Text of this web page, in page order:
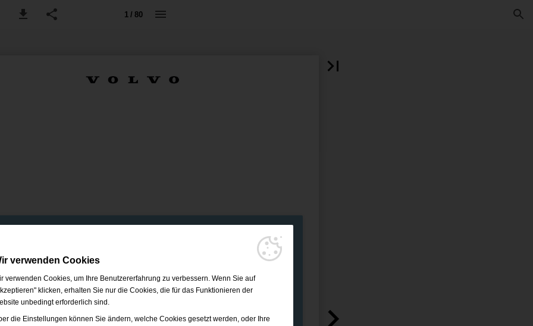
1 / 80
verwenden Cookies
verwenden Cookies, um Ihre Benutzererfahrung zu verbessern. Wenn Sie auf
klicken, erhalten Sie nur die Cookies, die für das Funktionieren der
unbedingt erforderlich sind.
die Einstellungen können Sie ändern, welche Cookies gesetzt werden, oder Ihre